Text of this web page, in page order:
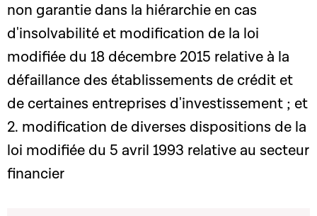
non garantie dans la hiérarchie en cas
d'insolvabilité et modification de la loi
modifiée du 18 décembre 2015 relative à la
défaillance des établissements de crédit et
de certaines entreprises d'investissement ; et
2. modification de diverses dispositions de la
loi modifiée du 5 avril 1993 relative au secteur
financier